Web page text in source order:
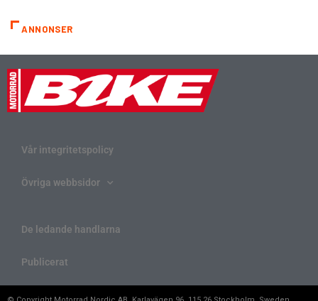
ANNONSER
Vår integritetspolicy
Övriga webbsidor
De ledande handlarna
Publicerat